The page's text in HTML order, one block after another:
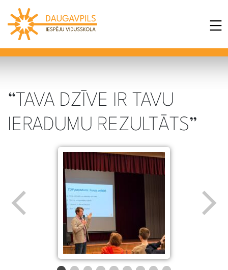
“TAVA DZĪVE IR TAVU
IERADUMU REZULTĀTS”